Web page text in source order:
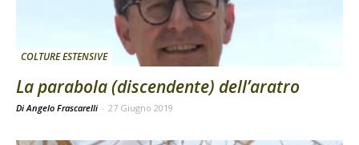
COLTURE ESTENSIVE
La parabola (discendente) dell’aratro
Di Angelo Frascarelli - 27 Giugno 2019